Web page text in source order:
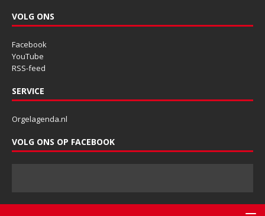
VOLG ONS
Facebook
YouTube
RSS-feed
SERVICE
Orgelagenda.nl
VOLG ONS OP FACEBOOK